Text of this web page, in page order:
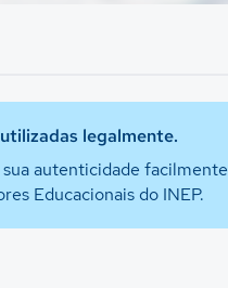
legalmente.
autenticidade facilmente
Educacionais do INEP.